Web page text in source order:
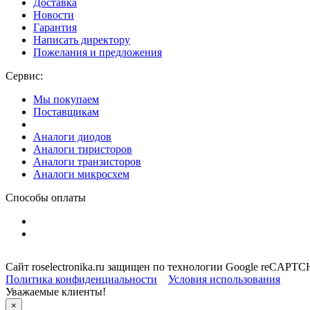
Доставка
Новости
Гарантия
Написать директору
Пожелания и предложения
Сервис:
Мы покупаем
Поставщикам
Аналоги диодов
Аналоги тиристоров
Аналоги транзисторов
Аналоги микросхем
Способы оплаты
Сайт roselectronika.ru защищен по технологии Google
Политика конфиденциальности
Условия использования
Уважаемые клиенты!
×